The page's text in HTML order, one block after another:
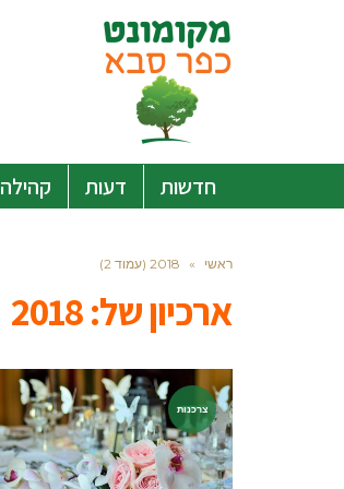
חדשות דעות קהילה
ראשי » 2018 (עמוד 2)
ארכיון של:2018
צרכנות